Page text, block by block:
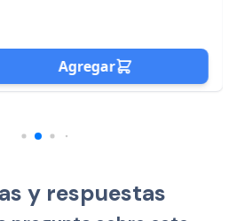
Agregar
y respuestas